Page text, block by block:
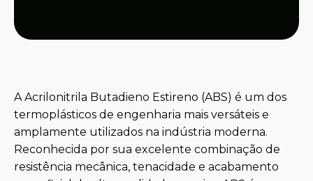
A Acrilonitrila Butadieno Estireno (ABS) é um dos
termoplásticos de engenharia mais versáteis e
amplamente utilizados na indústria moderna.
Reconhecida por sua excelente combinação de
resistência mecânica, tenacidade e acabamento